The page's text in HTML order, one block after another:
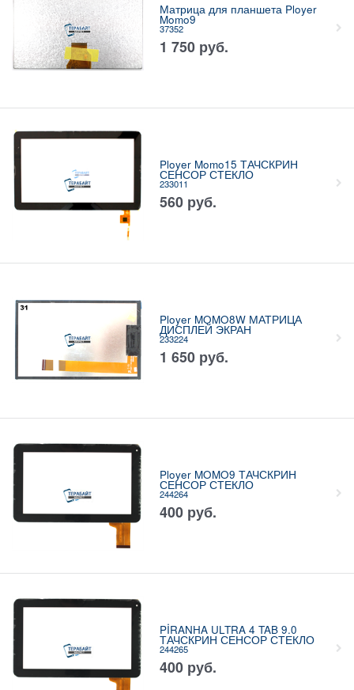
Матрица для планшета Ployer
Momo9
37352
1 750 руб.
Ployer Momo15 ТАЧСКРИН
СЕНСОР СТЕКЛО
233011
560 руб.
Ployer MOMO8W МАТРИЦА
ДИСПЛЕЙ ЭКРАН
233224
1 650 руб.
Ployer MOMO9 ТАЧСКРИН
СЕНСОР СТЕКЛО
244264
400 руб.
PİRANHA ULTRA 4 TAB 9.0
ТАЧСКРИН СЕНСОР СТЕКЛО
244265
400 руб.